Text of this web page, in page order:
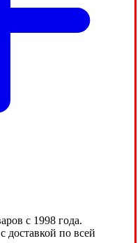
с 1998 года.
доставкой по всей